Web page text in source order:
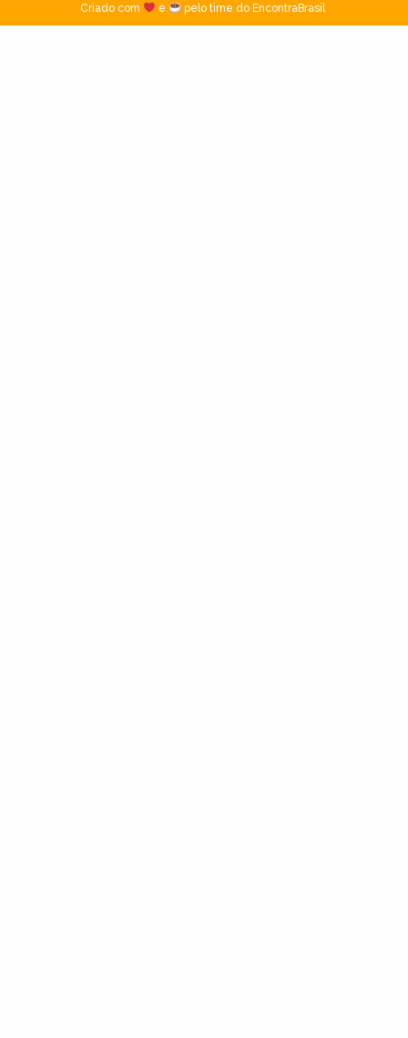
Criado com
e pelo time do EncontraBrasil